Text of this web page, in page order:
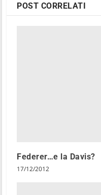
POST CORRELATI
Federer…e la Davis?
17/12/2012